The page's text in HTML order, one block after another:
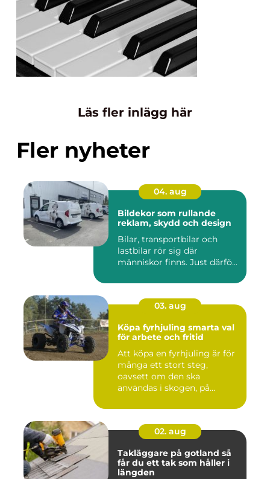
Läs fler inlägg här
Fler nyheter
04. aug
Bildekor som rullande
reklam, skydd och design
Bilar, transportbilar och
lastbilar rör sig där
människor finns. Just därfö...
03. aug
Köpa fyrhjuling smarta val
för arbete och fritid
Att köpa en fyrhjuling är för
många ett stort steg,
oavsett om den ska
användas i skogen, på
02. aug
Takläggare på gotland så
får du ett tak som håller i
längden